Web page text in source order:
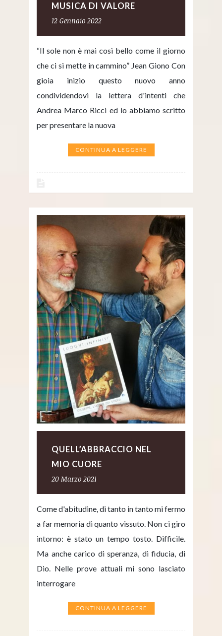
MUSICA DI VALORE
12 Gennaio 2022
“Il sole non è mai così bello come il giorno
che ci si mette in cammino” Jean Giono Con
gioia inizio questo nuovo anno
condividendovi la lettera d'intenti che
Andrea Marco Ricci ed io abbiamo scritto
per presentare la nuova
CONTINUA A LEGGERE
QUELL’ABBRACCIO NEL
MIO CUORE
20 Marzo 2021
Come d'abitudine, di tanto in tanto mi fermo
a far memoria di quanto vissuto. Non ci giro
intorno: è stato un tempo tosto. Difficile.
Ma anche carico di speranza, di fiducia, di
Dio. Nelle prove attuali mi sono lasciato
interrogare
CONTINUA A LEGGERE